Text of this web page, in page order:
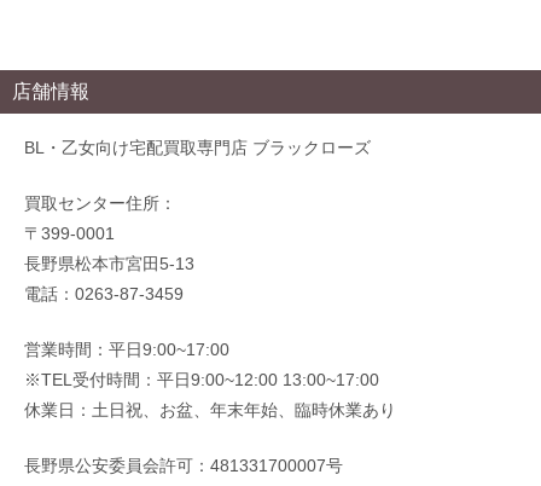
店舗情報
BL・乙女向け宅配買取専門店 ブラックローズ
買取センター住所：
〒399-0001
長野県松本市宮田5-13
電話：0263-87-3459
営業時間：平日9:00~17:00
※TEL受付時間：平日9:00~12:00 13:00~17:00
休業日：土日祝、お盆、年末年始、臨時休業あり
長野県公安委員会許可：481331700007号